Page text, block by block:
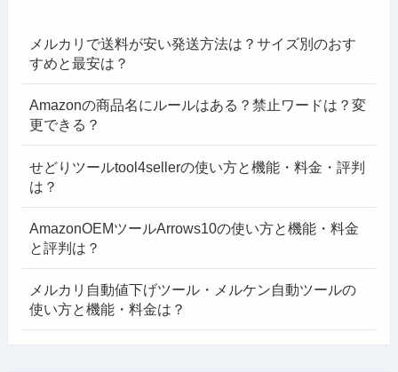
メルカリで送料が安い発送方法は？サイズ別のおす
すめと最安は？
Amazonの商品名にルールはある？禁止ワードは？変
更できる？
せどりツールtool4sellerの使い方と機能・料金・評判
は？
AmazonOEMツールArrows10の使い方と機能・料金
と評判は？
メルカリ自動値下げツール・メルケン自動ツールの
使い方と機能・料金は？